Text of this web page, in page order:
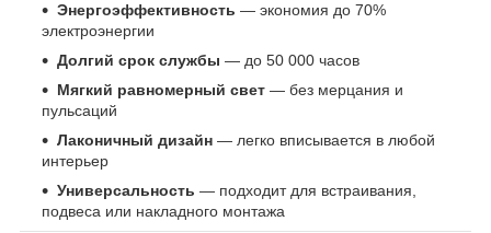
Энергоэффективность — экономия до 70%
электроэнергии
Долгий срок службы — до 50 000 часов
Мягкий равномерный свет — без мерцания и
пульсаций
Лаконичный дизайн — легко вписывается в любой
интерьер
Универсальность — подходит для встраивания,
подвеса или накладного монтажа